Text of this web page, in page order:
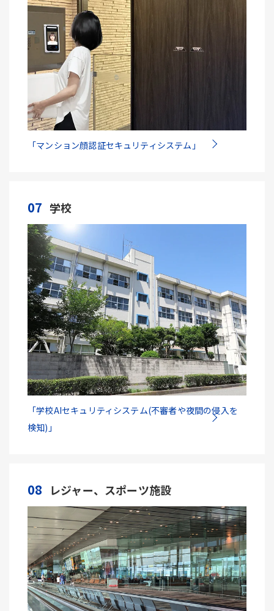
「マンション顔認証セキュリティシステム」
07 学校
「学校AIセキュリティシステム(不審者や夜間の侵入を
検知)」
08 レジャー、スポーツ施設